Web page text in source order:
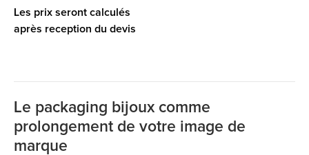
Les prix seront calculés
après reception du devis
Le packaging bijoux comme
prolongement de votre image de
marque